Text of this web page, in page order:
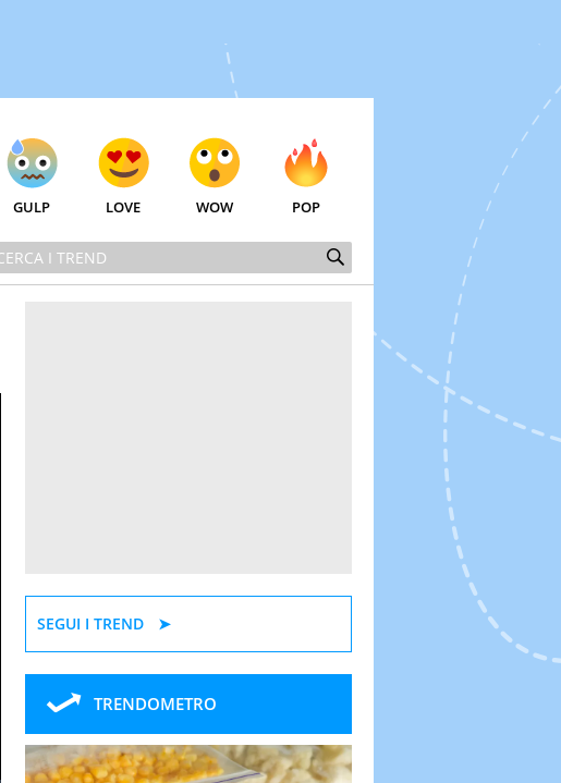
GULP LOVE WOW POP
SEGUI I TREND
TRENDOMETRO